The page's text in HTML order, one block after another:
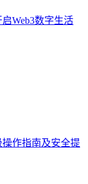
Web3数字生活
作指南及安全提